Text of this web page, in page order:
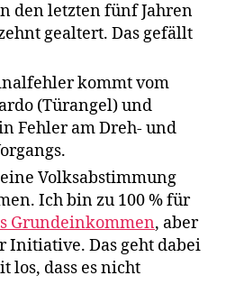
den letzten fünf Jahren
gealtert. Das gefällt
kommt vom
(Türangel) und
Fehler am Dreh- und
Volksabstimmung
Ich bin zu 100 % für
Grundeinkommen, aber
Initiative. Das geht dabei
los, dass es nicht